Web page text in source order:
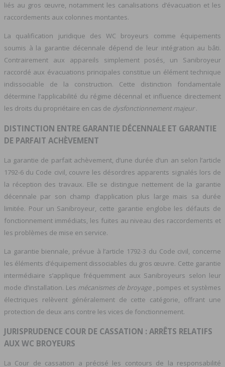
liés au gros œuvre, notamment les canalisations d’évacuation et les
raccordements aux colonnes montantes.
La qualification juridique des WC broyeurs comme équipements
soumis à la garantie décennale dépend de leur intégration au bâti.
Contrairement aux appareils simplement posés, un Sanibroyeur
raccordé aux évacuations principales constitue un élément technique
indissociable de la construction. Cette distinction fondamentale
détermine l’applicabilité du régime décennal et influence directement
les droits du propriétaire en cas de dysfonctionnement majeur.
DISTINCTION ENTRE GARANTIE DÉCENNALE ET GARANTIE
DE PARFAIT ACHÈVEMENT
La garantie de parfait achèvement, d’une durée d’un an selon l’article
1792-6 du Code civil, couvre les désordres apparents signalés lors de
la réception des travaux. Elle se distingue nettement de la garantie
décennale par son champ d’application plus large mais sa durée
limitée. Pour un Sanibroyeur, cette garantie englobe les défauts de
fonctionnement immédiats, les fuites au niveau des raccordements et
les problèmes de mise en service.
La garantie biennale, prévue à l’article 1792-3 du Code civil, concerne
les éléments d’équipement dissociables du gros œuvre. Cette garantie
intermédiaire s’applique fréquemment aux Sanibroyeurs selon leur
mode d’installation. Les mécanismes de broyage , pompes et systèmes
électriques relèvent généralement de cette catégorie, offrant une
protection de deux ans contre les vices de fonctionnement.
JURISPRUDENCE COUR DE CASSATION : ARRÊTS RELATIFS
AUX WC BROYEURS
La Cour de cassation a précisé les contours de la responsabilité